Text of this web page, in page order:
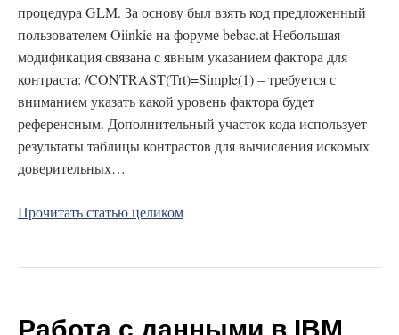
процедура GLM. За основу был взять код предложенный
пользователем Oiinkie на форуме bebac.at Небольшая
модификация связана с явным указанием фактора для
контраста: /CONTRAST(Trt)=Simple(1) – требуется с
вниманием указать какой уровень фактора будет
референсным. Дополнительный участок кода использует
результаты таблицы контрастов для вычисления искомых
доверительных…
Прочитать статью целиком